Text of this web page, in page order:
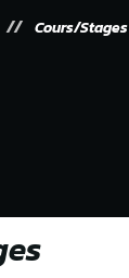
Cours/Stages